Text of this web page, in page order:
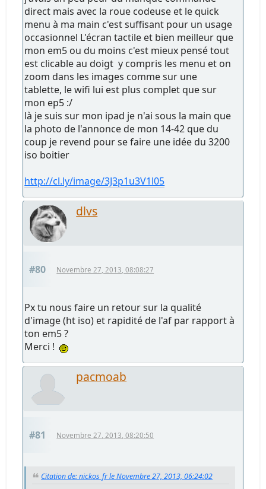
direct mais avec la roue codeuse et le quick
menu à ma main c'est suffisant pour un usage
occasionnel L'écran tactile et bien meilleur que
mon em5 ou du moins c'est mieux pensé tout
est clicable au doigt y compris les menu et on
zoom dans les images comme sur une
tablette, le wifi lui est plus complet que sur
mon ep5 :/
là je suis sur mon ipad je n'ai sous la main que
la photo de l'annonce de mon 14-42 que du
coup je revend pour se faire une idée du 3200
iso boitier
http://cl.ly/image/3J3p1u3V1l05
dlvs
#80 Novembre 27, 2013, 08:08:27
Px tu nous faire un retour sur la qualité
d'image (ht iso) et rapidité de l'af par rapport à
ton em5 ?
Merci !
pacmoab
#81 Novembre 27, 2013, 08:20:50
Citation de: nickos_fr le Novembre 27, 2013, 06:24:02